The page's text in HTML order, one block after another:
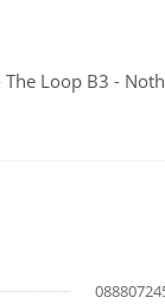
Loop B3 -